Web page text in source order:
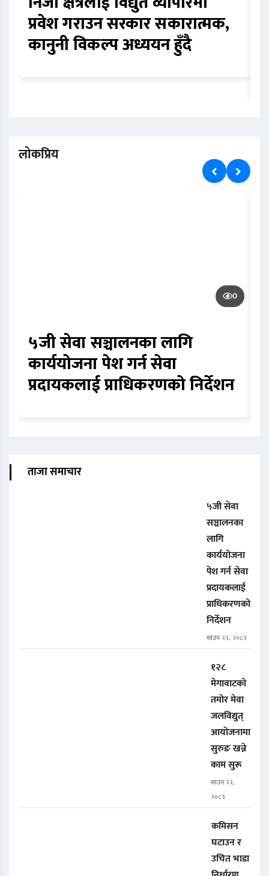
प्रवेश गराउन सरकार सकारात्मक,
कानुनी विकल्प अध्ययन हुँदै
लोकप्रिय
0
५जी सेवा सञ्चालनका लागि
कार्ययोजना पेश गर्न सेवा
प्रदायकलाई प्राधिकरणको निर्देशन
ताजा समाचार
५जी सेवा
सञ्चालनका
लागि
कार्ययोजना
पेश गर्न सेवा
प्रदायकलाई
प्राधिकरणको
निर्देशन
साउन २२, २०८३
१२८
मेगावाटको
तमोर मेवा
जलविद्युत्
आयोजनामा
सुरुङ खन्ने
काम सुरू
साउन २२,
२०८३
कमिसन
घटाउन र
उचित भाडा